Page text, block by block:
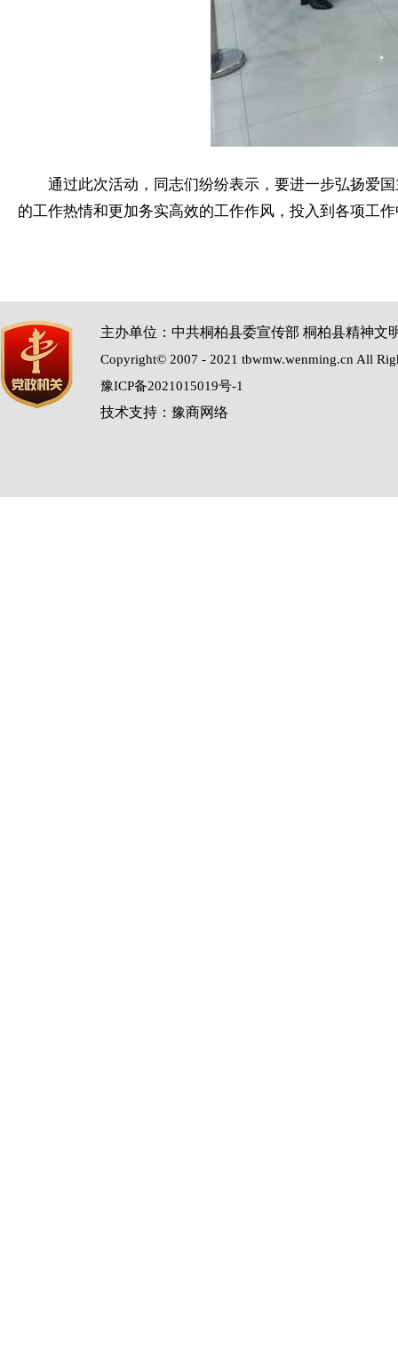
通过此次活动，同志们纷纷表示，要进一步弘扬爱
的工作热情和更加务实高效的工作作风，投入到各项工
主办单位：中共桐柏县委宣传部 桐柏县精神文
Copyright© 2007 - 2021 tbwmw.wenming.cn All
豫ICP备2021015019号-1
技术支持：豫商网络